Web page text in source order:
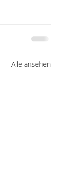
Alle ansehen